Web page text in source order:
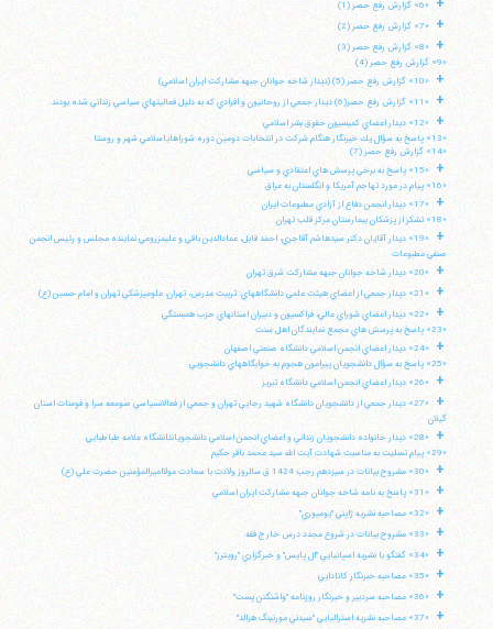
«6» گزارش رفع حصر (1)
+ «7» گزارش رفع حصر (2)
+
«8» گزارش رفع حصر (3)
«9» گزارش رفع حصر (4)
+ «10» گزارش رفع حصر (5) (ديدار شاخه جوانان جبهه مشاركت ايران اسلامي)
+ «11» گزارش رفع حصر(6) ديدار جمعي از روحانيون و افرادي كه به دليل فعاليتهاي سياسي زنداني شده بودند.
+
«12» ديدار اعضاي كميسيون حقوق بشر اسلامي
«13» پاسخ به سؤال يك خبرنگار هنگام شركت در انتخابات دومين دوره شوراهاياسلامي شهر و روستا
«14» گزارش رفع حصر (7)
+
«15» پاسخ به برخي پرسش هاي اعتقادي و سياسي
«16» پيام در مورد تهاجم آمريكا و انگلستان به عراق
+
«17» ديدار انجمن دفاع از آزادي مطبوعات ايران
«18» تشكر از پزشكان بيمارستان مركز قلب تهران
+
«19» ديدار آقايان دكتر سيدهاشم آقاجري، احمد قابل، عمادالدين باقي و عليمزروعي نماينده مجلس و رئيس انجمن
صنفي مطبوعات
+ «20» ديدار شاخه جوانان جبهه مشاركت شرق تهران
+ «21» ديدار جمعي از اعضاي هيئت علمي دانشگاههاي: تربيت مدرس، تهران، علومپزشكي تهران و امام حسين (ع)
+
«22» ديدار اعضاي شوراي عالي، فراكسيون و دبيران استانهاي حزب همبستگي
«23» پاسخ به پرسش هاي مجمع نمايندگان اهل سنت
+
«24» ديدار اعضاي انجمن اسلامي دانشگاه صنعتي اصفهان
«25» پاسخ به سؤال دانشجويان پيرامون هجوم به خوابگاههاي دانشجويي
+ «26» ديدار اعضاي انجمن اسلامي دانشگاه تبريز
+
«27» ديدار جمعي از دانشجويان دانشگاه شهيد رجايي تهران و جمعي از فعالانسياسي صومعه سرا و فومنات استان
گيلان
+
«28» ديدار خانواده دانشجويان زنداني و اعضاي انجمن اسلامي دانشجوياندانشگاه علامه طباطبايي
«29» پيام تسليت به مناسبت شهادت آيت الله سيد محمد باقر حكيم
+ «30» مشروح بيانات در سيزدهم رجب 1424 ق سالروز ولادت با سعادت مولااميرالمؤمنين حضرت علي (ع)
+ «31» پاسخ به نامه شاخه جوانان جبهه مشاركت ايران اسلامي
+ «32» مصاحبه نشريه ژاپني "يوميوري"
+ «33» مشروح بيانات در شروع مجدد درس خارج فقه
+ «34» گفتگو با نشريه اسپانيايي "ال پايس" و خبرگزاري "رويترز"
+ «35» مصاحبه خبرنگار كانادايي
+ «36» مصاحبه سردبير و خبرنگار روزنامه "واشنگتن پست"
+ «37» مصاحبه نشريه استراليايي "سيدني مورنينگ هرالد"